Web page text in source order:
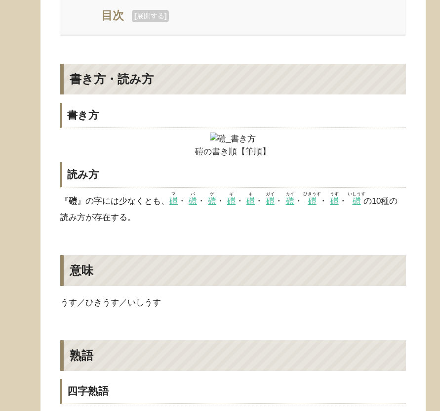
目次 [展開する]
書き方・読み方
書き方
磑の書き順【筆順】
読み方
『磑』の字には少なくとも、 磑
マ
・ 磑
バ
・ 磑
ゲ
・ 磑
ギ
・ 磑
キ
・ 磑
ガイ
・ 磑
カイ
・ 磑
ひきうす
・ 磑
うす
・ 磑
いしうす
の10種の
読み方が存在する。
意味
うす／ひきうす／いしうす
熟語
四字熟語